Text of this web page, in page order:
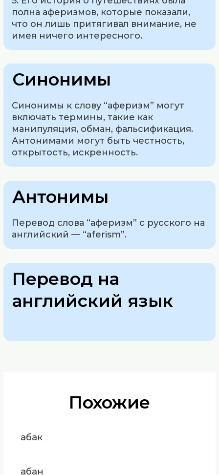
полна аферизмов, которые показали,
что он лишь притягивал внимание, не
имея ничего интересного.
Синонимы
Синонимы к слову “аферизм” могут
включать термины, такие как
манипуляция, обман, фальсификация.
Антонимами могут быть честность,
открытость, искренность.
Антонимы
Перевод слова “аферизм” с русского на
английский — “aferism”.
Перевод на
английский язык
Похожие
абак
абан